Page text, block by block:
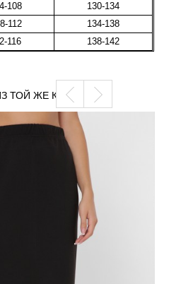
108
130-134
112
134-138
116 138-142
ТОЙ ЖЕ КАТЕГОРИИ